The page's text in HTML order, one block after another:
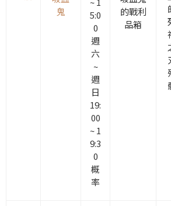
鬼
5:0
0
週
六
~
週
日
19:
00
~ 1
9:3
0
概
率
的戰利
品箱